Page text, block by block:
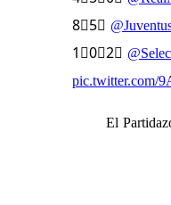
8⃣5⃣
1⃣0⃣2⃣